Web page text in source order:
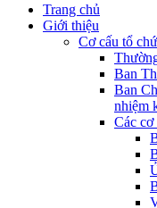
Trang chủ
Giới thiệu
Cơ cấu tổ
Ban
Ban
nhiệm
Các